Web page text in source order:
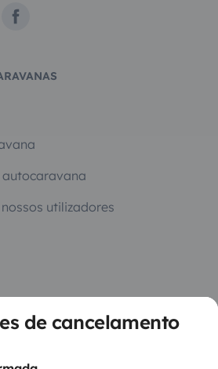
de cancelamento
Facebook
autocaravana
utilizadores